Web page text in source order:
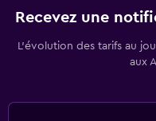
Recevez une
L’évolution des tarifs au
aux